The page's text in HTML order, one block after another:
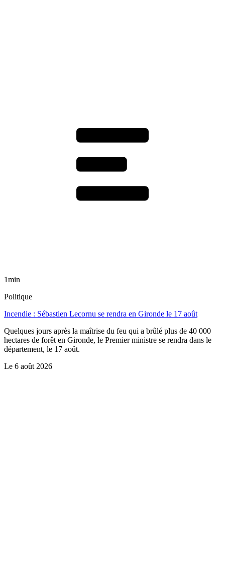
1min
Politique
Incendie : Sébastien Lecornu se rendra en Gironde le 17 août
Quelques jours après la maîtrise du feu qui a brûlé plus de 40 000
hectares de forêt en Gironde, le Premier ministre se rendra dans le
département, le 17 août.
Le 6 août 2026